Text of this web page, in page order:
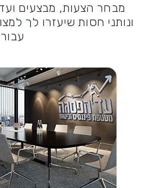
מבחר הצעות, מבצעים
ונותני חסות שיעזרו לך